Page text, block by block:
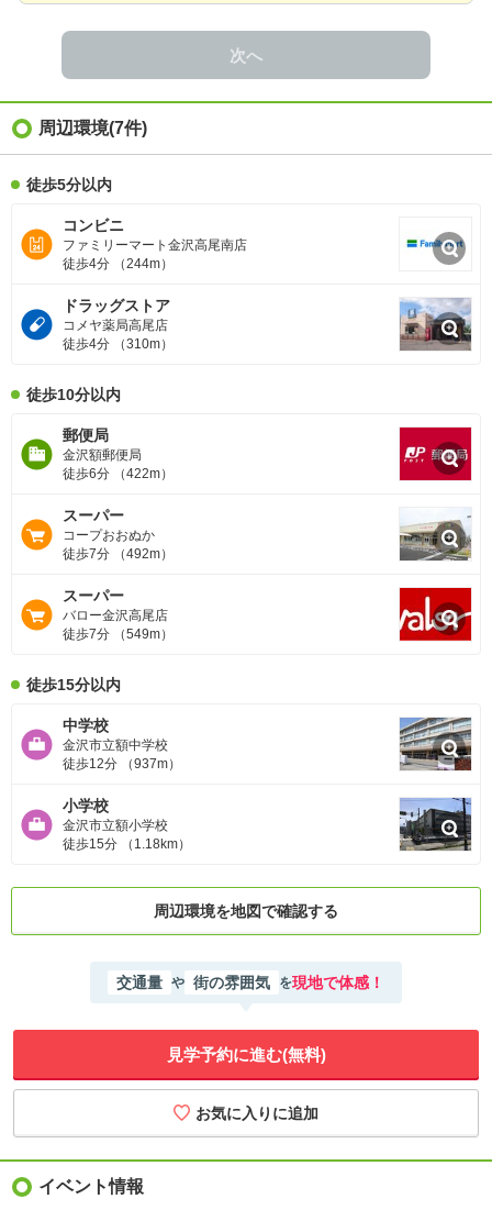
次へ
周辺環境(7件)
徒歩5分以内
コンビニ
ファミリーマート金沢高尾南店
徒歩4分 （244m）
ドラッグストア
コメヤ薬局高尾店
徒歩4分 （310m）
徒歩10分以内
郵便局
金沢額郵便局
徒歩6分 （422m）
スーパー
コープおおぬか
徒歩7分 （492m）
スーパー
バロー金沢高尾店
徒歩7分 （549m）
徒歩15分以内
中学校
金沢市立額中学校
徒歩12分 （937m）
小学校
金沢市立額小学校
徒歩15分 （1.18km）
周辺環境を地図で確認する
交通量 や 街の雰囲気 を現地で体感！
見学予約に進む(無料)
イベント情報